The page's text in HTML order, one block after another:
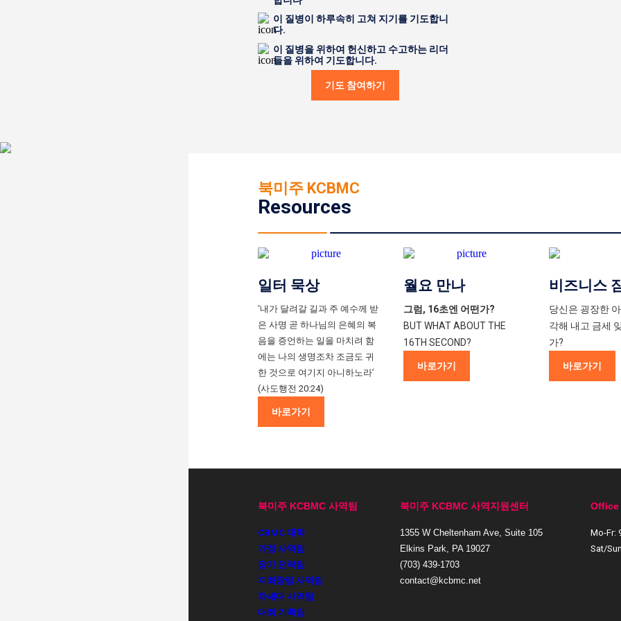
이 질병이 하루속히 고쳐 지기를 기도합니
다.
이 질병을 위하여 헌신하고 수고하는 리더
들을 위하여 기도합니다.
기도 참여하기
북미주 KCBMC
Resources
일터 묵상
‘내가 달려갈 길과 주 예수께 받
은 사명 곧 하나님의 은혜의 복
음을 증언하는 일을 마치려 함
에는 나의 생명조차 조금도 귀
한 것으로 여기지 아니하노라’
(사도행전 20:24)
바로가기
월요 만나
그럼, 16초엔 어떤가?
BUT WHAT ABOUT THE
16TH SECOND?
바로가기
비즈니스
당신은 굉장한
각해 내고 금세
가?
바로가기
북미주 KCBMC 사역팀
CBMC 대학
가정 사역팀
장기 전략팀
지회창립 사역팀
차세대 사역팀
대회 기획팀
북미주 KCBMC 사역지원센터
1355 W Cheltenham Ave, Suite 105
Elkins Park, PA 19027
(703) 439-1703
contact@kcbmc.net
Office
Mo-Fr:
Sat/